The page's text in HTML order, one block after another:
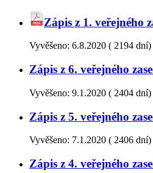
Zápis z 1. veřejného
Vyvěšeno: 6.8.2020 ( 2194 dní)
Zápis z 6. veřejného
Vyvěšeno: 9.1.2020 ( 2404 dní)
Zápis z 5. veřejného
Vyvěšeno: 7.1.2020 ( 2406 dní)
Zápis z 4. veřejného